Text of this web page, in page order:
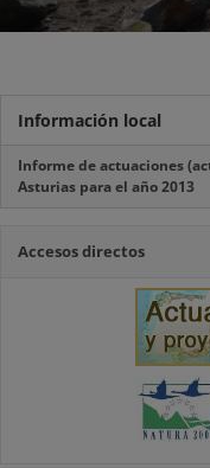
Información local
Informe de actuaciones
Asturias para el año 2013
Accesos directos